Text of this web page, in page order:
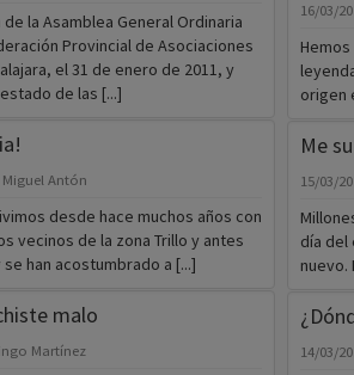
la Asamblea General Ordinaria
Provincial de Asociaciones
el 31 de enero de 2011, y
de las [...]
Antón
desde hace muchos años con
vecinos de la zona Trillo y antes
han acostumbrado a [...]
malo
Martínez
16/03/
origen
Me
15/03/
día del
nuevo.
14/03/